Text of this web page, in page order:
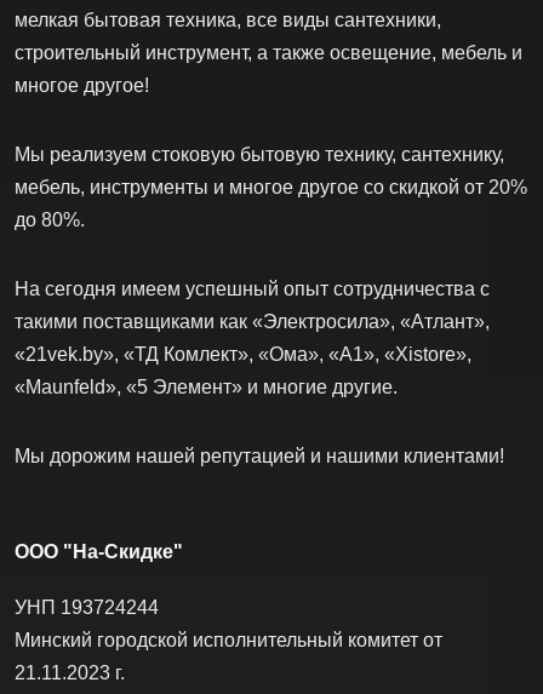
мелкая бытовая техника, все виды сантехники,
строительный инструмент, а также освещение, мебель и
многое другое!
Мы реализуем стоковую бытовую технику, сантехнику,
мебель, инструменты и многое другое со скидкой от 20%
до 80%.
На сегодня имеем успешный опыт сотрудничества с
такими поставщиками как «Электросила», «Атлант»,
«21vek.by», «ТД Комлект», «Ома», «А1», «Xistore»,
«Maunfeld», «5 Элемент» и многие другие.
Мы дорожим нашей репутацией и нашими клиентами!
ООО "На-Скидке"
УНП 193724244
Минский городской исполнительный комитет от
21.11.2023 г.